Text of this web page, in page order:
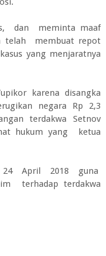
dan meminta maaf
telah membuat repot
yang menjaratnya
karena disangka
negara Rp 2,3
terdakwa Setnov
hukum yang ketua
24 April 2018 guna
terhadap terdakwa